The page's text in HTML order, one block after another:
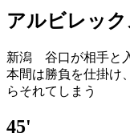
アルビレッ
新潟 谷口が相手と
本間は勝負を仕掛け
らそれてしまう
45'